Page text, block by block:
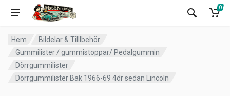
0
Hem
Bildelar & Tilllbehör
Gummilister / gummistoppar/ Pedalgummin
Dörrgummilister
Dörrgummilister Bak 1966-69 4dr sedan Lincoln